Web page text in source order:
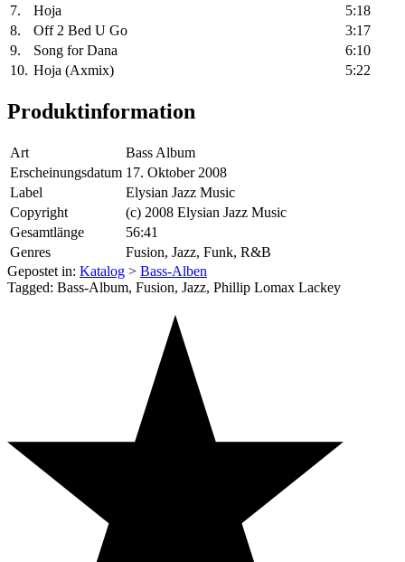
7.
Hoja
5:18
8.
Off 2 Bed U Go
3:17
9.
Song for Dana
6:10
10. Hoja (Axmix) 5:22
Produktinformation
Art
Bass Album
Erscheinungsdatum 17. Oktober 2008
Label
Elysian Jazz Music
Copyright
(c) 2008 Elysian Jazz Music
Gesamtlänge
56:41
Genres
Fusion, Jazz, Funk, R&B
Gepostet in: Katalog > Bass-Alben
Tagged: Bass-Album, Fusion, Jazz, Phillip Lomax Lackey